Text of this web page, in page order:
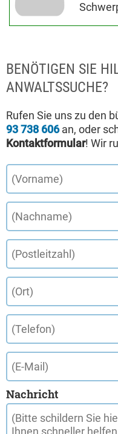
BENÖTIGEN SIE
ANWALTSSUCHE?
Rufen Sie uns zu den
93 738 606an, oder
Kontaktformular! Wir
Nachricht